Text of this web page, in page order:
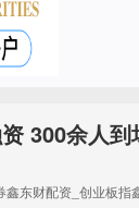
300余人
鑫东财配资_创业板指